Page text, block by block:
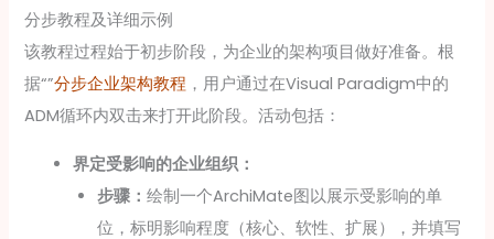
分步教程及详细示例
该教程过程始于初步阶段，为企业的架构项目做好准备。根
据“”分步企业架构教程 ，用户通过在Visual Paradigm中的
ADM循环内双击来打开此阶段。活动包括：
界定受影响的企业组织：
步骤：绘制一个ArchiMate图以展示受影响的单
位，标明影响程度（核心、软性、扩展），并填写